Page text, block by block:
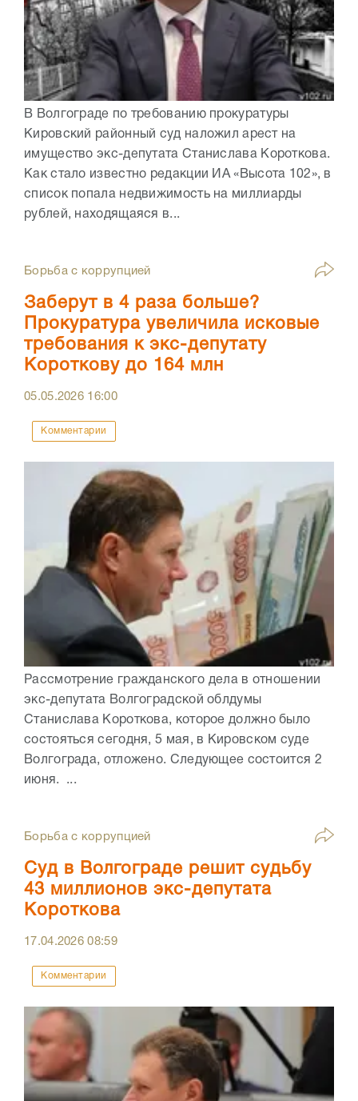
В Волгограде по требованию прокуратуры
Кировский районный суд наложил арест на
имущество экс-депутата Станислава Короткова.
Как стало известно редакции ИА «Высота 102», в
список попала недвижимость на миллиарды
рублей, находящаяся в...
Борьба с коррупцией
Заберут в 4 раза больше?
Прокуратура увеличила исковые
требования к экс-депутату
Короткову до 164 млн
05.05.2026 16:00
Комментарии
Рассмотрение гражданского дела в отношении
экс-депутата Волгоградской облдумы
Станислава Короткова, которое должно было
состояться сегодня, 5 мая, в Кировском суде
Волгограда, отложено. Следующее состоится 2
июня. ...
Борьба с коррупцией
Суд в Волгограде решит судьбу
43 миллионов экс-депутата
Короткова
17.04.202608:59
Комментарии